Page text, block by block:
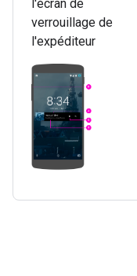
l'écran de
verrouillage de
l'expéditeur